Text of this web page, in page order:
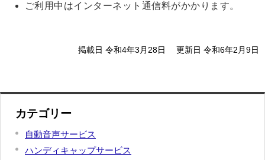
ご利用中はインターネット通信料がかかります。
掲載日 令和4年3月28日 更新日 令和6年2月9日
カテゴリー
自動音声サービス
ハンディキャップサービス